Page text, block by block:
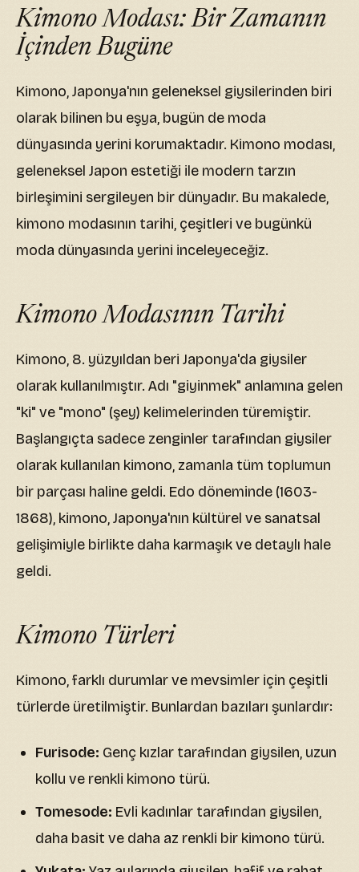
Kimono Modası: Bir Zamanın
İçinden Bugüne
Kimono, Japonya'nın geleneksel giysilerinden biri
olarak bilinen bu eşya, bugün de moda
dünyasında yerini korumaktadır. Kimono modası,
geleneksel Japon estetiği ile modern tarzın
birleşimini sergileyen bir dünyadır. Bu makalede,
kimono modasının tarihi, çeşitleri ve bugünkü
moda dünyasında yerini inceleyeceğiz.
Kimono Modasının Tarihi
Kimono, 8. yüzyıldan beri Japonya'da giysiler
olarak kullanılmıştır. Adı "giyinmek" anlamına gelen
"ki" ve "mono" (şey) kelimelerinden türemiştir.
Başlangıçta sadece zenginler tarafından giysiler
olarak kullanılan kimono, zamanla tüm toplumun
bir parçası haline geldi. Edo döneminde (1603-
1868), kimono, Japonya'nın kültürel ve sanatsal
gelişimiyle birlikte daha karmaşık ve detaylı hale
geldi.
Kimono Türleri
Kimono, farklı durumlar ve mevsimler için çeşitli
türlerde üretilmiştir. Bunlardan bazıları şunlardır:
Furisode: Genç kızlar tarafından giysilen, uzun
kollu ve renkli kimono türü.
Tomesode: Evli kadınlar tarafından giysilen,
daha basit ve daha az renkli bir kimono türü.